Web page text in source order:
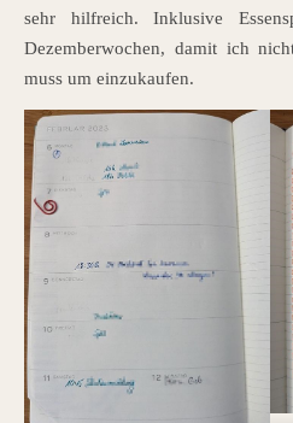
sehr hilfreich. Inklusive
Dezemberwochen, damit ich
muss um einzukaufen.